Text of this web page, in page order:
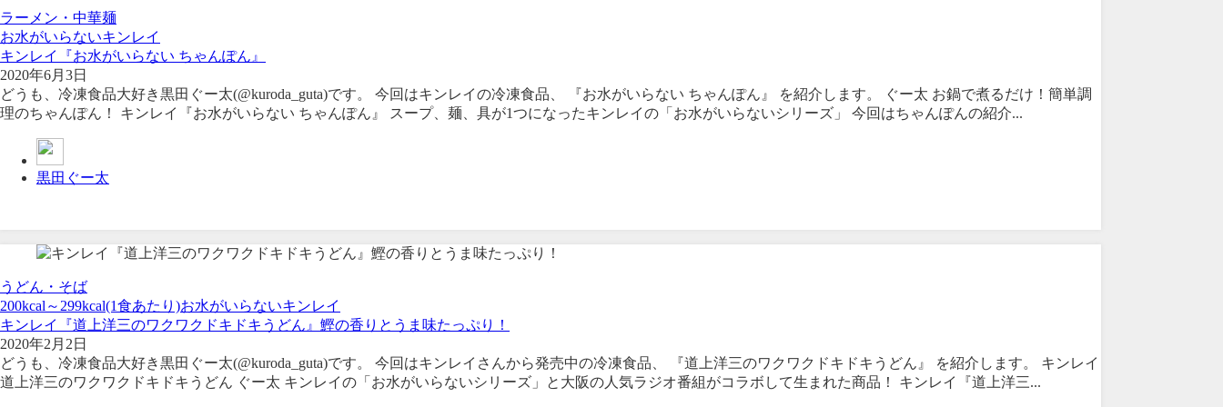
ラーメン・中華麺
お水がいらないキンレイ
キンレイ『お水がいらない ちゃんぽん』
2020年6月3日
どうも、冷凍食品大好き黒田ぐー太(@kuroda_guta)です。 今回はキンレイの冷凍食品、 『お水がいらない ちゃんぽん』 を紹介します。 ぐー太 お鍋で煮るだけ！簡単調
理のちゃんぽん！ キンレイ『お水がいらない ちゃんぽん』 スープ、麺、具が1つになったキンレイの「お水がいらないシリーズ」 今回はちゃんぽんの紹介...
黒田ぐー太
うどん・そば
200kcal～299kcal(1食あたり)お水がいらないキンレイ
キンレイ『道上洋三のワクワクドキドキうどん』鰹の香りとうま味たっぷり！
2020年2月2日
どうも、冷凍食品大好き黒田ぐー太(@kuroda_guta)です。 今回はキンレイさんから発売中の冷凍食品、 『道上洋三のワクワクドキドキうどん』 を紹介します。 キンレイ
道上洋三のワクワクドキドキうどん ぐー太 キンレイの「お水がいらないシリーズ」と大阪の人気ラジオ番組がコラボして生まれた商品！ キンレイ『道上洋三...